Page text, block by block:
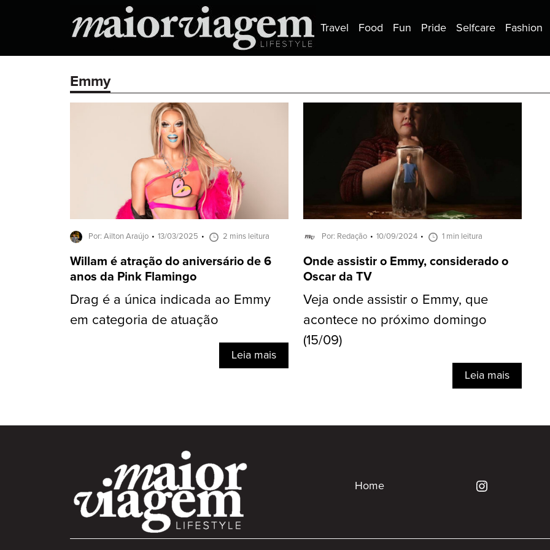
Travel Food Fun Pride Selfcare Fashion
Emmy
Por: Ailton Araújo 13/03/2025 2 mins leitura
Willam é atração do aniversário de 6
anos da Pink Flamingo
Drag é a única indicada ao Emmy
em categoria de atuação
Leia mais
Por: Redação 10/09/2024 1 min leitura
Onde assistir o Emmy, considerado o
Oscar da TV
Veja onde assistir o Emmy, que
acontece no próximo domingo
(15/09)
Leia mais
Home